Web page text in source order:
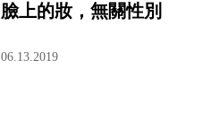
臉上的妝，無關性別
06.13.2019